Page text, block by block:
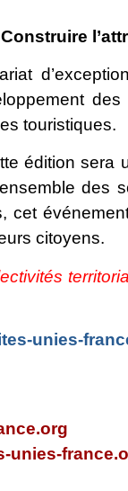
touristiques.
édition
des
cet
citoyens.
unies-
unies-